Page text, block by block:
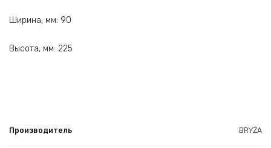
Ширина, мм: 90
Высота, мм: 225
Производитель BRYZA